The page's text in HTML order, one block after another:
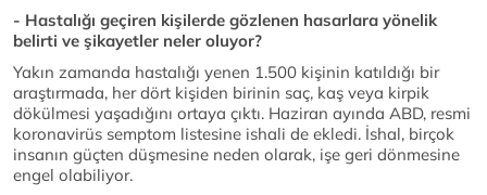
- Hastalığı geçiren kişilerde gözlenen hasarlara yönelik
belirti ve şikayetler neler oluyor?
Yakın zamanda hastalığı yenen 1.500 kişinin katıldığı bir
araştırmada, her dört kişiden birinin saç, kaş veya kirpik
dökülmesi yaşadığını ortaya çıktı. Haziran ayında ABD, resmi
koronavirüs semptom listesine ishali de ekledi. İshal, birçok
insanın güçten düşmesine neden olarak, işe geri dönmesine
engel olabiliyor.